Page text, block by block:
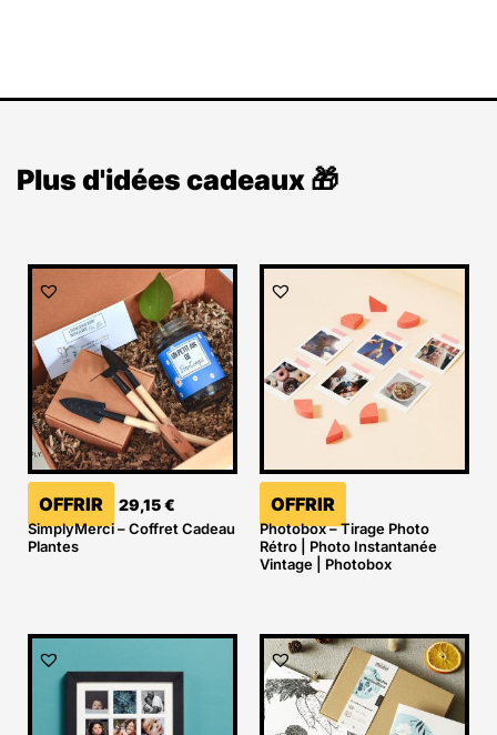
Plus d'idées cadeaux 🎁
OFFRIR 29,15€
SimplyMerci – Coffret Cadeau
Plantes
OFFRIR
Photobox – Tirage Photo
Rétro | Photo Instantanée
Vintage | Photobox